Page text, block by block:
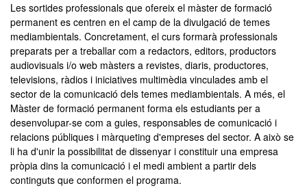
Les sortides professionals que ofereix el màster de formació
permanent es centren en el camp de la divulgació de temes
mediambientals. Concretament, el curs formarà professionals
preparats per a treballar com a redactors, editors, productors
audiovisuals i/o web màsters a revistes, diaris, productores,
televisions, ràdios i iniciatives multimèdia vinculades amb el
sector de la comunicació dels temes mediambientals. A més, el
Màster de formació permanent forma els estudiants per a
desenvolupar-se com a guies, responsables de comunicació i
relacions públiques i màrqueting d'empreses del sector. A això se
li ha d'unir la possibilitat de dissenyar i constituir una empresa
pròpia dins la comunicació i el medi ambient a partir dels
continguts que conformen el programa.